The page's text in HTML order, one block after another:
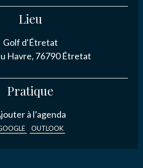
Lieu
Golf d'Étretat
Havre, 76790 Étretat
Pratique
à l’agenda
OUTLOOK
ASS SPORTIVE GOLF
mes données.